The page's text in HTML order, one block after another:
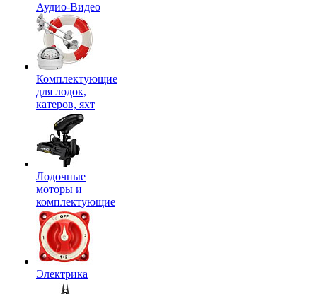
Аудио-Видео
Комплектующие
для лодок,
катеров, яхт
Лодочные
моторы и
комплектующие
Электрика